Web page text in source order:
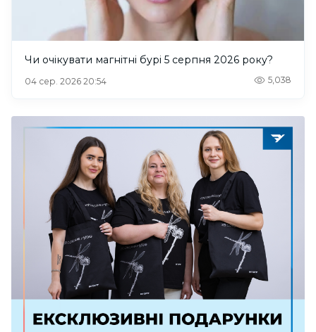
Чи очікувати магнітні бурі 5 серпня 2026 року?
04 сер. 2026 20:54 5,038